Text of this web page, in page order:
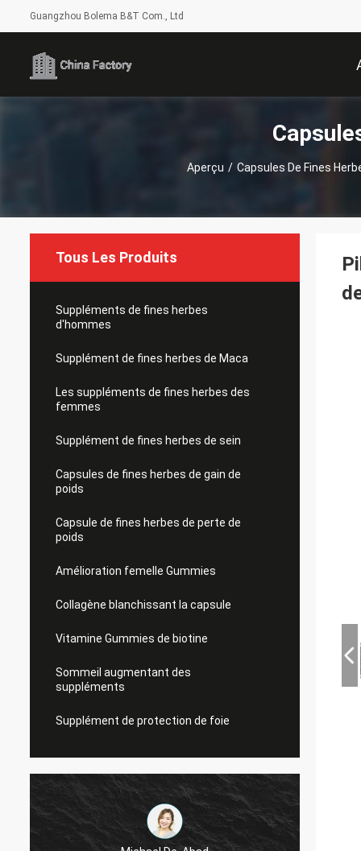
Guangzhou Bolema B&T Com., Ltd
Aperçu / Capsules De Fines
Tous Les Produits
Suppléments de fines herbes
d'hommes
Supplément de fines herbes de Maca
Les suppléments de fines herbes des
femmes
Supplément de fines herbes de sein
Capsules de fines herbes de gain de
poids
Capsule de fines herbes de perte de
poids
Amélioration femelle Gummies
Collagène blanchissant la capsule
Vitamine Gummies de biotine
Sommeil augmentant des
suppléments
Supplément de protection de foie